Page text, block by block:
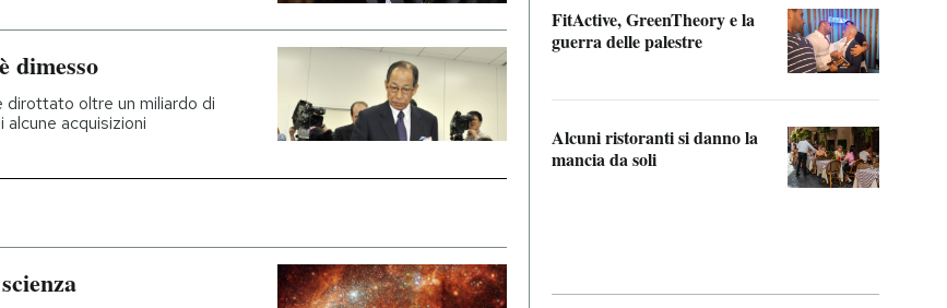
dimesso
dirottato oltre un miliardo di
acquisizioni
FitActive, GreenTheory e la
guerra delle palestre
Alcuni ristoranti si danno la
mancia da soli